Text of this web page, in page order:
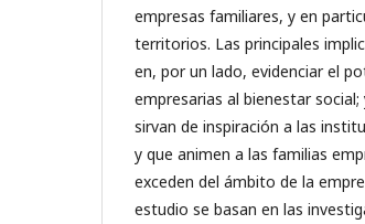
empresas familiares, y en
territorios. Las principales
en, por un lado, evidenciar el
empresarias al bienestar
sirvan de inspiración a las
y que animen a las familias
exceden del ámbito de la
estudio se basan en las